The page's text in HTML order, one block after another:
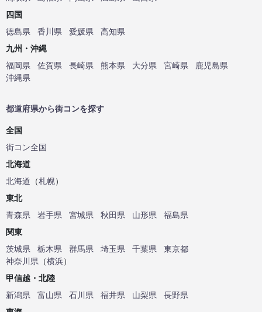
四国
徳島県
香川県 愛媛県
高知県
九州・沖縄
福岡県
佐賀県 長崎県 熊本県 大分県 宮崎県
鹿児島県
沖縄県
都道府県から街コンを探す
全国
街コン全国
北海道
北海道 （札幌）
東北
青森県
岩手県 宮城県 秋田県 山形県
福島県
関東
茨城県
栃木県 群馬県 埼玉県 千葉県
東京都
神奈川県 （横浜）
甲信越・北陸
新潟県
富山県 石川県 福井県 山梨県
長野県